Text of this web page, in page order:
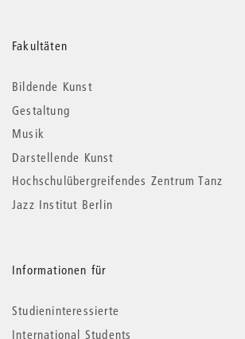
Weitere
Informationen
Fakultäten
Bildende Kunst
Gestaltung
Musik
Darstellende Kunst
Hochschulübergreifendes Zentrum Tanz
Jazz Institut Berlin
Informationen für
Studieninteressierte
International Students